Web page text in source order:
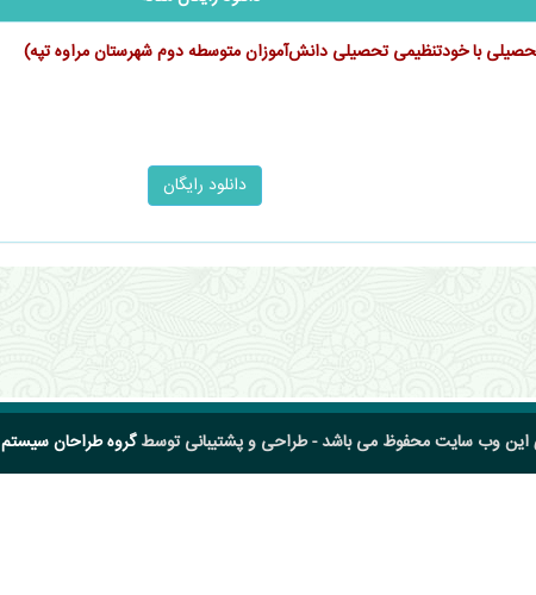
تحصیلی با خودتنظیمی تحصیلی ‌‌دانش‌آموزان متوسطه دوم شهرستان مراوه تپه)
این وب سایت محفوظ می باشد - طراحی و پشتیبانی توسطگروه طراحان سیستم